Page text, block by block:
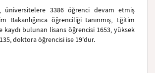
üniversitelere 3386 öğrenci devam etmiş
Bakanlığınca öğrenciliği tanınmış, Eğitim
kaydı bulunan lisans öğrencisi 1653, yüksek
doktora öğrencisi ise 19'dur.